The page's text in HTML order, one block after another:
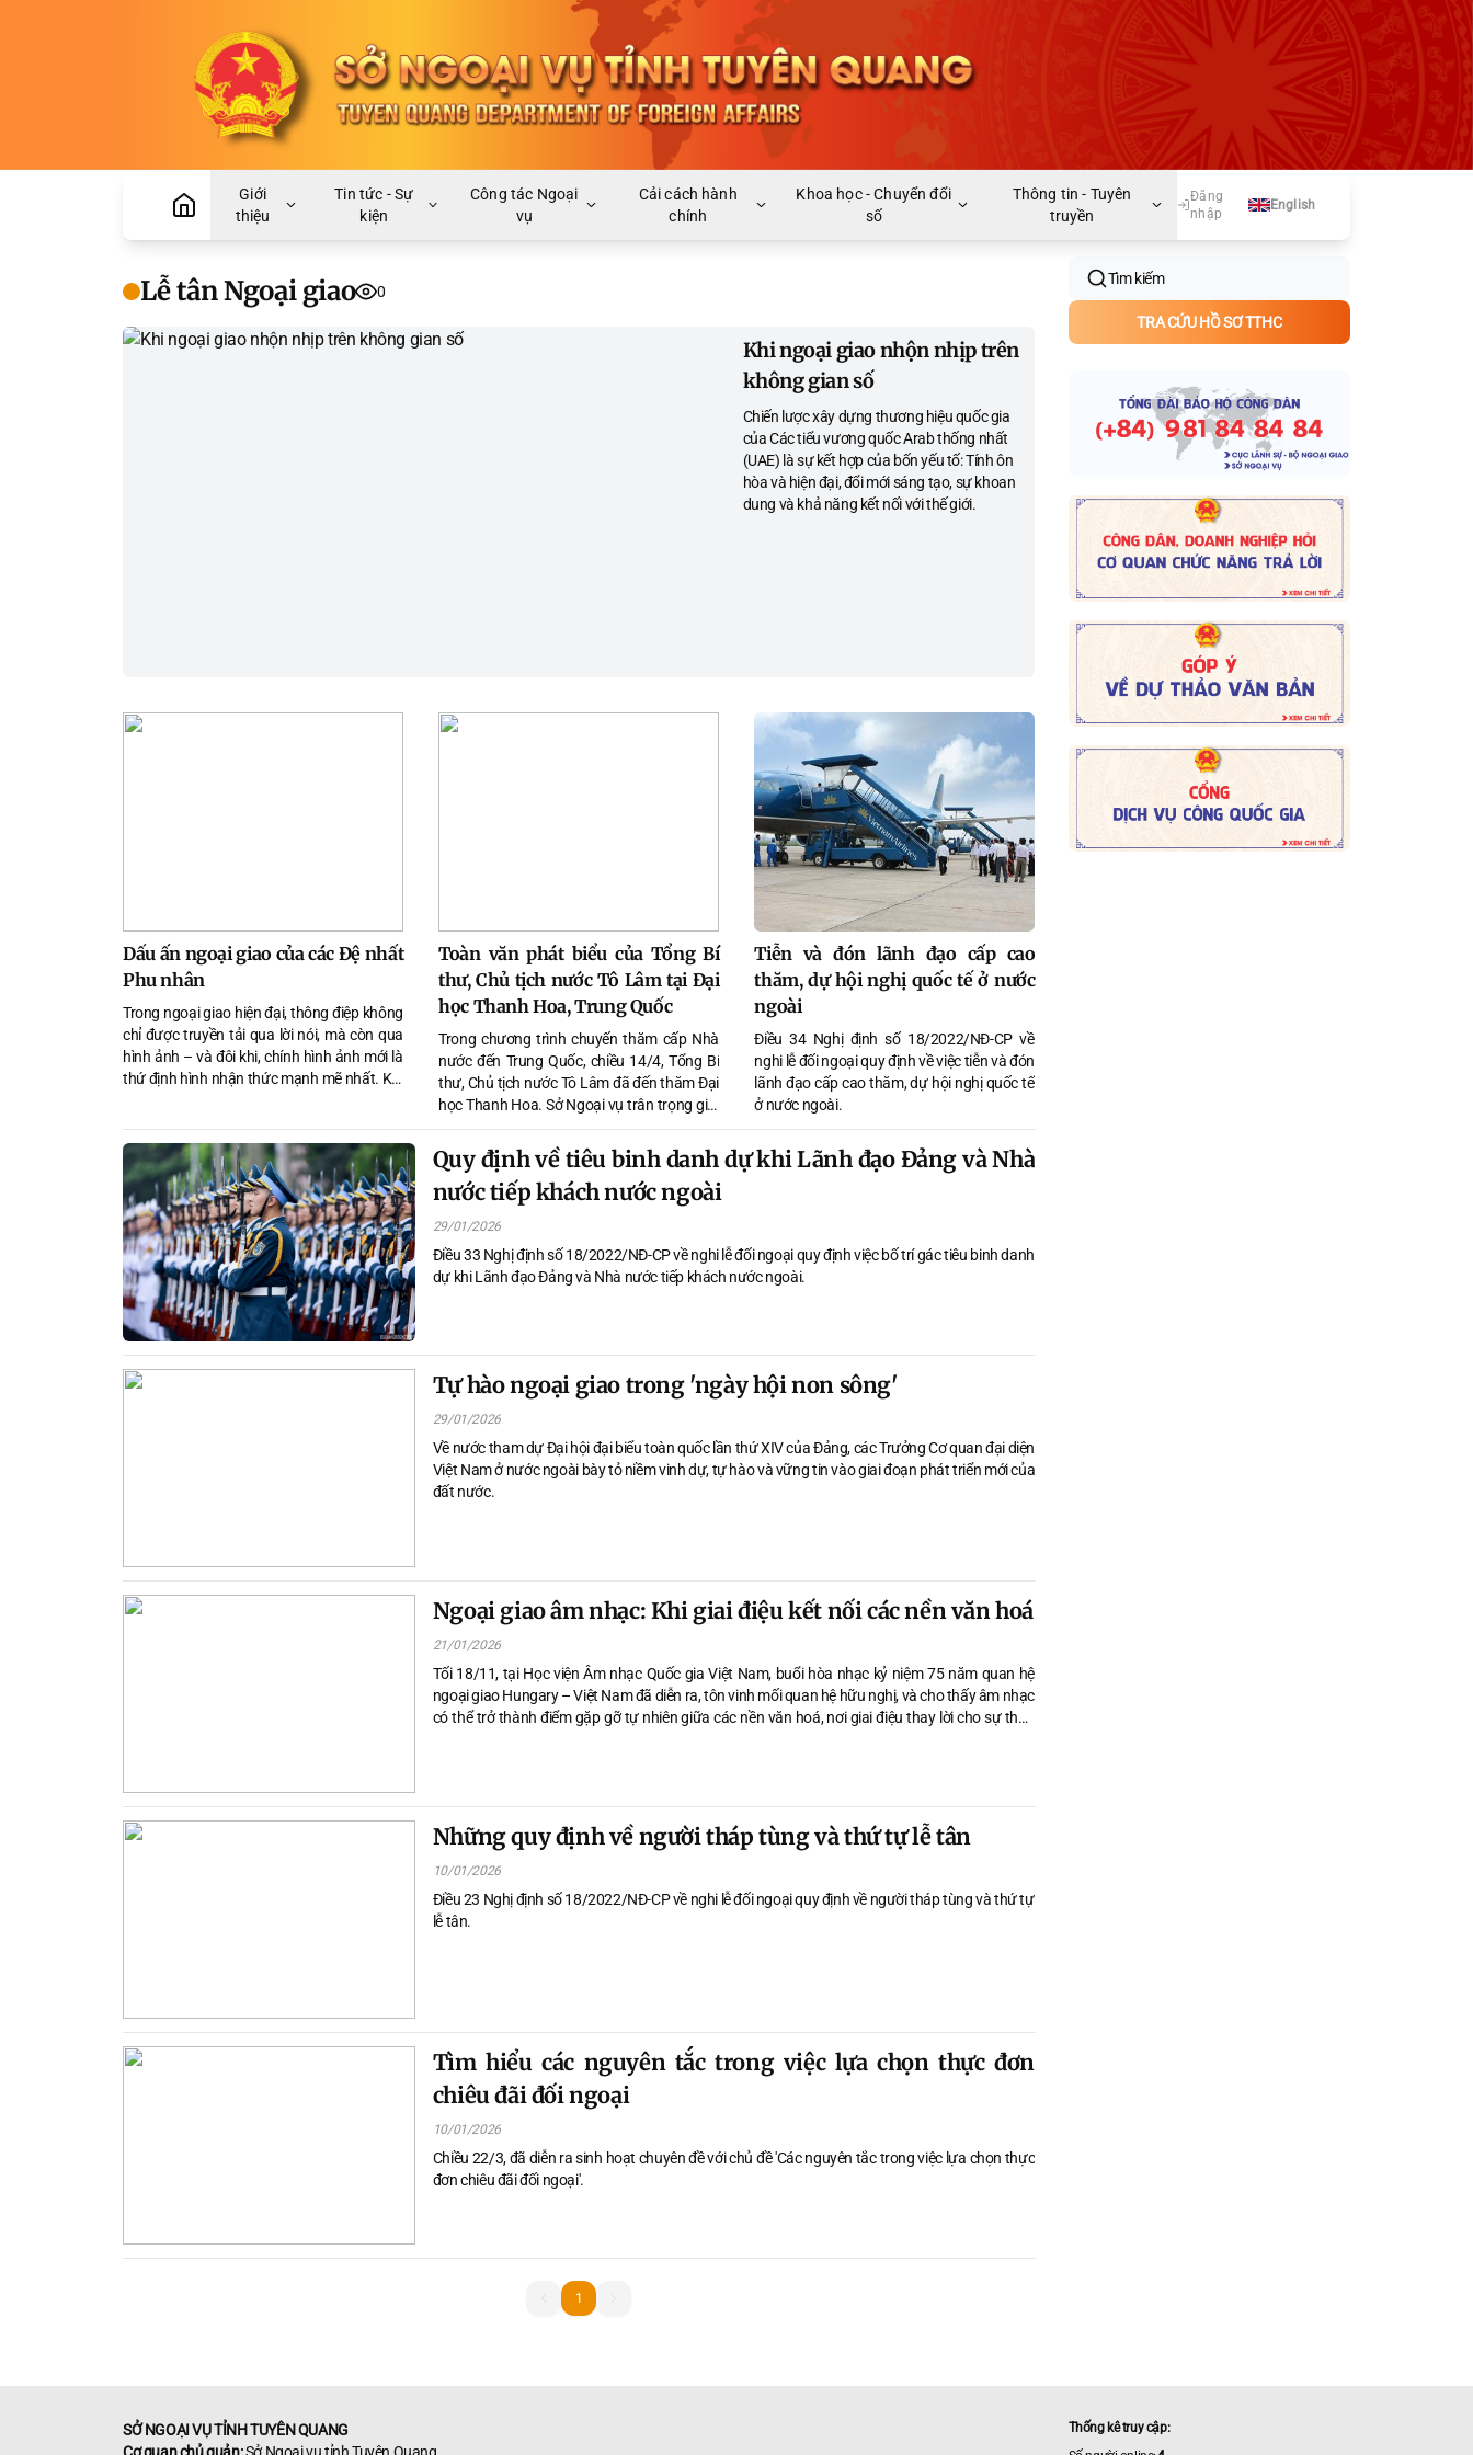
Giới
thiệu
Tin tức - Sự
kiện
Công tác Ngoại
vụ
Cải cách hành
chính
Khoa học - Chuyển đổi
số
Thông tin - Tuyên
truyền
Đăng
nhập
English
Lễ tân Ngoại giao 0
Khi ngoại giao nhộn nhịp trên
không gian số
Chiến lược xây dựng thương hiệu quốc gia
của Các tiểu vương quốc Arab thống nhất
(UAE) là sự kết hợp của bốn yếu tố: Tính ôn
hòa và hiện đại, đổi mới sáng tạo, sự khoan
dung và khả năng kết nối với thế giới.
Dấu ấn ngoại giao của các Đệ nhất
Phu nhân
Trong ngoại giao hiện đại, thông điệp không
chỉ được truyền tải qua lời nói, mà còn qua
hình ảnh – và đôi khi, chính hình ảnh mới là
thứ định hình nhận thức mạnh mẽ nhất. Khi
(visual diplomacy) đang dần trở thành một
phần không thể tách rời của quyền lực mềm
quốc gia.
Toàn văn phát biểu của Tổng Bí
thư, Chủ tịch nước Tô Lâm tại Đại
học Thanh Hoa, Trung Quốc
Trong chương trình chuyến thăm cấp Nhà
nước đến Trung Quốc, chiều 14/4, Tổng Bí
thư, Chủ tịch nước Tô Lâm đã đến thăm Đại
học Thanh Hoa. Sở Ngoại vụ trân trọng giới
thiệu toàn văn phát biểu của Tổng Bí thư,
Chủ tịch nước Tô Lâm tại Đại học Thanh
Hoa
Tiễn và đón lãnh đạo cấp cao
thăm, dự hội nghị quốc tế ở nước
ngoài
Điều 34 Nghị định số 18/2022/NĐ-CP về
nghi lễ đối ngoại quy định về việc tiễn và đón
lãnh đạo cấp cao thăm, dự hội nghị quốc tế
ở nước ngoài.
Quy định về tiêu binh danh dự khi Lãnh đạo Đảng và Nhà
nước tiếp khách nước ngoài
29/01/2026
Điều 33 Nghị định số 18/2022/NĐ-CP về nghi lễ đối ngoại quy định việc bố trí gác tiêu binh danh
dự khi Lãnh đạo Đảng và Nhà nước tiếp khách nước ngoài.
Tự hào ngoại giao trong 'ngày hội non sông'
29/01/2026
Về nước tham dự Đại hội đại biểu toàn quốc lần thứ XIV của Đảng, các Trưởng Cơ quan đại diện
Việt Nam ở nước ngoài bày tỏ niềm vinh dự, tự hào và vững tin vào giai đoạn phát triển mới của
đất nước.
Ngoại giao âm nhạc: Khi giai điệu kết nối các nền văn hoá
21/01/2026
Tối 18/11, tại Học viện Âm nhạc Quốc gia Việt Nam, buổi hòa nhạc kỷ niệm 75 năm quan hệ
ngoại giao Hungary – Việt Nam đã diễn ra, tôn vinh mối quan hệ hữu nghị, và cho thấy âm nhạc
có thể trở thành điểm gặp gỡ tự nhiên giữa các nền văn hoá, nơi giai điệu thay lời cho sự thấu
Những quy định về người tháp tùng và thứ tự lễ tân
10/01/2026
Điều 23 Nghị định số 18/2022/NĐ-CP về nghi lễ đối ngoại quy định về người tháp tùng và thứ tự
lễ tân.
Tìm hiểu các nguyên tắc trong việc lựa chọn thực đơn
chiêu đãi đối ngoại
10/01/2026
Chiều 22/3, đã diễn ra sinh hoạt chuyên đề với chủ đề 'Các nguyên tắc trong việc lựa chọn thực
đơn chiêu đãi đối ngoại'.
11
Tìm kiếm
TRA CỨU HỒ SƠ TTHC
SỞ NGOẠI VỤ TỈNH TUYÊN QUANG
Thống kê truy cập: